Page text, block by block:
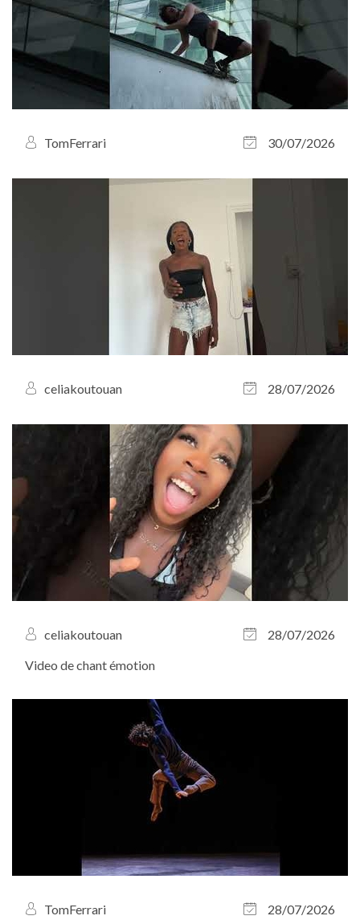
TomFerrari 30/07/2026
celiakoutouan 28/07/2026
celiakoutouan
28/07/2026
Video de chant émotion
TomFerrari 28/07/2026